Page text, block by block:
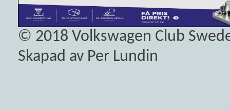
© 2018 Volkswagen Club
Skapad av Per Lundin